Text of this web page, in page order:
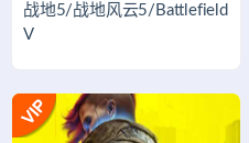
战地5/战地风云5/Battlefield
V